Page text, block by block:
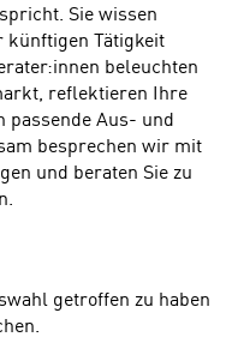
Sie wissen
künftigen Tätigkeit
beleuchten
reflektieren Ihre
passende Aus- und
besprechen wir mit
und beraten Sie zu
getroffen zu haben